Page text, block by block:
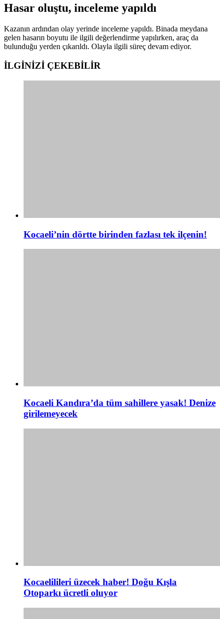
Hasar oluştu, inceleme yapıldı
Kazanın ardından olay yerinde inceleme yapıldı. Binada meydana
gelen hasarın boyutu ile ilgili değerlendirme yapılırken, araç da
bulunduğu yerden çıkarıldı. Olayla ilgili süreç devam ediyor.
İLGİNİZİ ÇEKEBİLİR
Kocaeli’nin dörtte birinden fazlası tek ilçenin!
Kocaeli Kandıra’da tüm sahillere yasak! Denize
girilemeyecek
Kocaelilileri üzecek haber! Doğu Kışla
Otoparkı ücretli oluyor